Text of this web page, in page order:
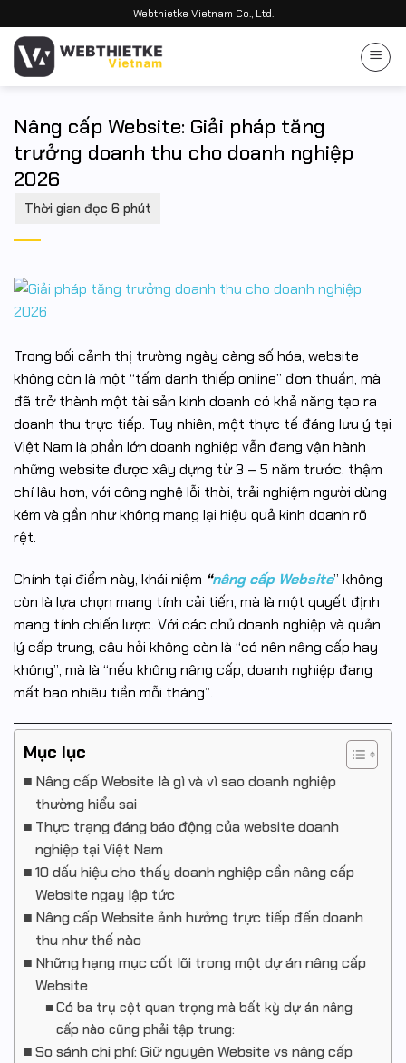
qua
dung
Webthietke Vietnam Co., Ltd.
Nâng cấp Website: Giải pháp tăng
trưởng doanh thu cho doanh nghiệp
2026
Trong bối cảnh thị trường ngày càng số hóa, website
không còn là một “tấm danh thiếp online” đơn thuần, mà
đã trở thành một tài sản kinh doanh có khả năng tạo ra
doanh thu trực tiếp. Tuy nhiên, một thực tế đáng lưu ý tại
Việt Nam là phần lớn doanh nghiệp vẫn đang vận hành
những website được xây dựng từ 3 – 5 năm trước, thậm
chí lâu hơn, với công nghệ lỗi thời, trải nghiệm người dùng
kém và gần như không mang lại hiệu quả kinh doanh rõ
rệt.
Chính tại điểm này, khái niệm “nâng cấp Website” không
còn là lựa chọn mang tính cải tiến, mà là một quyết định
mang tính chiến lược. Với các chủ doanh nghiệp và quản
lý cấp trung, câu hỏi không còn là “có nên nâng cấp hay
không”, mà là “nếu không nâng cấp, doanh nghiệp đang
mất bao nhiêu tiền mỗi tháng”.
Mục lục
Nâng cấp Website là gì và vì sao doanh nghiệp
thường hiểu sai
Thực trạng đáng báo động của website doanh
nghiệp tại Việt Nam
10 dấu hiệu cho thấy doanh nghiệp cần nâng cấp
Website ngay lập tức
Nâng cấp Website ảnh hưởng trực tiếp đến doanh
thu như thế nào
Những hạng mục cốt lõi trong một dự án nâng cấp
Website
Có ba trụ cột quan trọng mà bất kỳ dự án nâng
cấp nào cũng phải tập trung:
So sánh chi phí: Giữ nguyên Website vs nâng cấp